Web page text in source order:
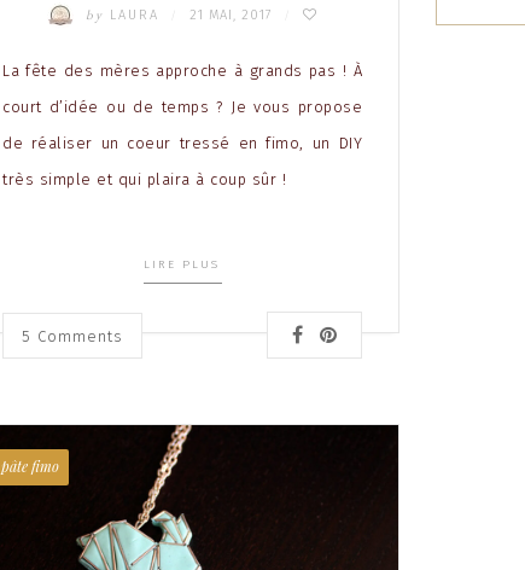
by LAURA 21 MAI, 2017
La fête des mères approche à grands pas ! À
court d’idée ou de temps ? Je vous propose
de réaliser un coeur tressé en fimo, un DIY
très simple et qui plaira à coup sûr !
LIRE PLUS
5 Comments
pâte fimo